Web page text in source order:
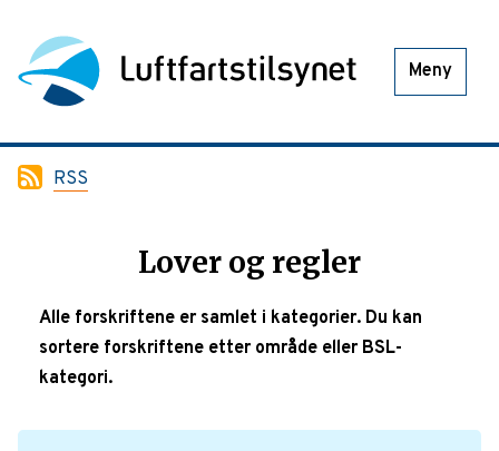
Meny
RSS
Lover og regler
Alle forskriftene er samlet i kategorier. Du kan
sortere forskriftene etter område eller BSL-
kategori.